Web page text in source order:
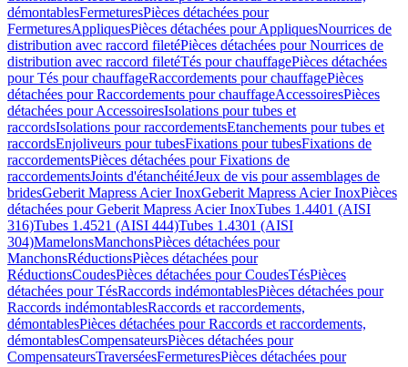
démontablesFermeturesPièces détachées pour
FermeturesAppliquesPièces détachées pour AppliquesNourrices de
distribution avec raccord filetéPièces détachées pour Nourrices de
distribution avec raccord filetéTés pour chauffagePièces détachées
pour Tés pour chauffageRaccordements pour chauffagePièces
détachées pour Raccordements pour chauffageAccessoiresPièces
détachées pour AccessoiresIsolations pour tubes et
raccordsIsolations pour raccordementsEtanchements pour tubes et
raccordsEnjoliveurs pour tubesFixations pour tubesFixations de
raccordementsPièces détachées pour Fixations de
raccordementsJoints d'étanchéitéJeux de vis pour assemblages de
bridesGeberit Mapress Acier InoxGeberit Mapress Acier InoxPièces
détachées pour Geberit Mapress Acier InoxTubes 1.4401 (AISI
316)Tubes 1.4521 (AISI 444)Tubes 1.4301 (AISI
304)MamelonsManchonsPièces détachées pour
ManchonsRéductionsPièces détachées pour
RéductionsCoudesPièces détachées pour CoudesTésPièces
détachées pour TésRaccords indémontablesPièces détachées pour
Raccords indémontablesRaccords et raccordements,
démontablesPièces détachées pour Raccords et raccordements,
démontablesCompensateursPièces détachées pour
CompensateursTraverséesFermeturesPièces détachées pour